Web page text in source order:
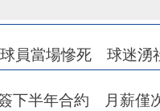
員當場慘死 球迷湧
下半年合約 月薪僅